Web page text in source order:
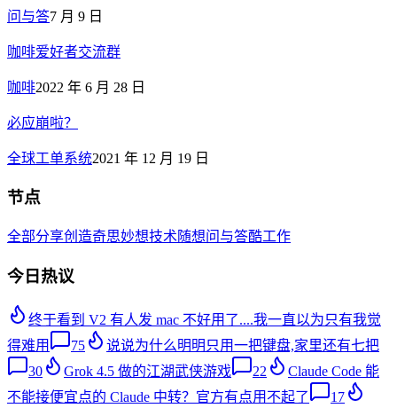
问与答7 月 9 日
咖啡爱好者交流群
咖啡2022 年 6 月 28 日
必应崩啦？
全球工单系统2021 年 12 月 19 日
节点
全部分享创造奇思妙想技术随想问与答酷工作
今日热议
终于看到 V2 有人发 mac 不好用了....我一直以为只有我觉
得难用
75
说说为什么明明只用一把键盘,家里还有七把
30
Grok 4.5 做的江湖武侠游戏 22
Claude Code 能
不能接便宜点的 Claude 中转？官方有点用不起了
17